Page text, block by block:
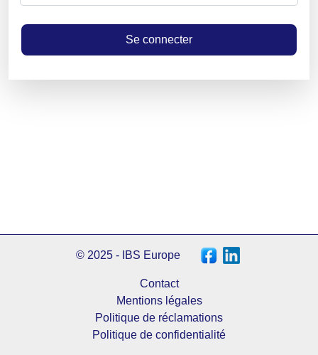
Se connecter
© 2025 - IBS Europe
Contact
Mentions légales
Politique de réclamations
Politique de confidentialité